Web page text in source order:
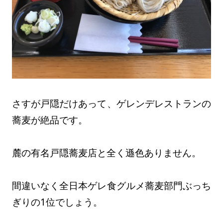
さすが戸隠だけあって、ゲレンデレストランの
蕎麦が絶品です。
麓の有名戸隠蕎麦店と全く遜色ありません。
間違いなく全日本ゲレ食グルメ蕎麦部門ぶっち
ぎりの1位でしょう。